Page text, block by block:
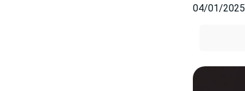
04/01/2025